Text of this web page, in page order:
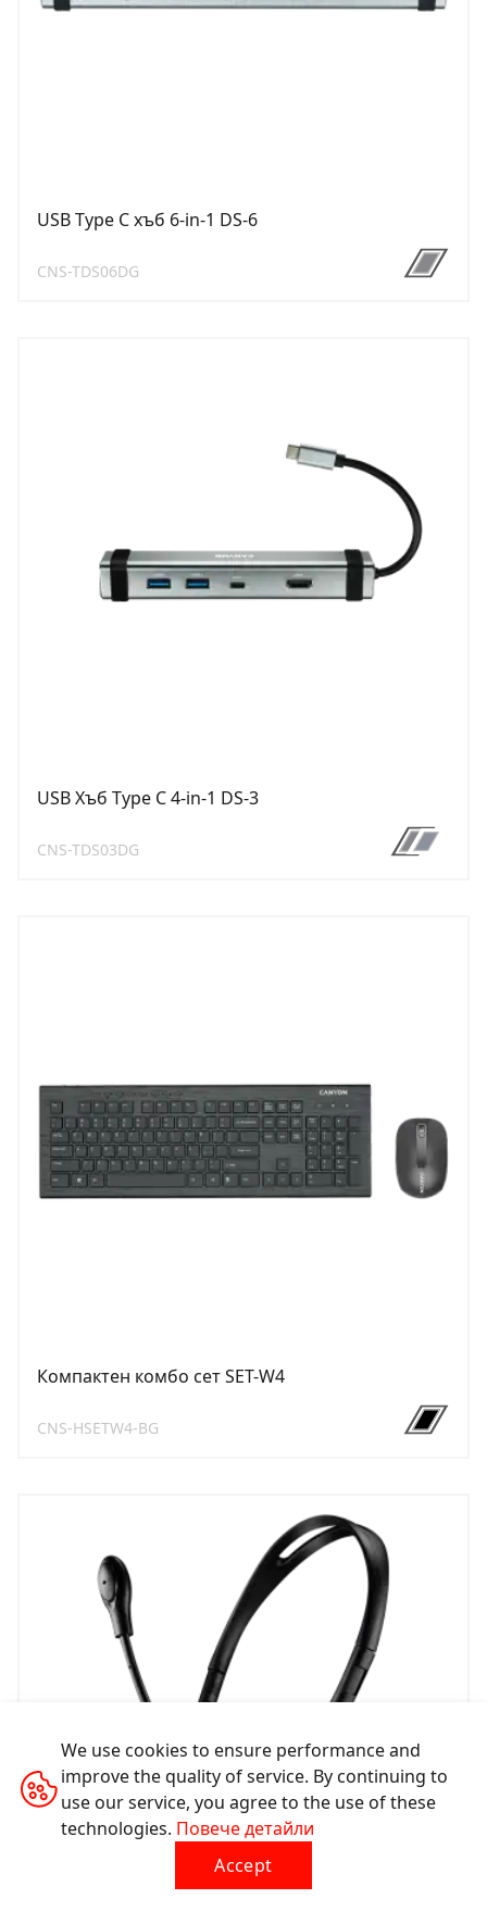
USB Type C хъб 6-in-1 DS-6
CNS-TDS06DG
USB Хъб Type C 4-in-1 DS-3
CNS-TDS03DG
Компактен комбо сет SET-W4
CNS-HSETW4-BG
We use cookies to ensure performance and
improve the quality of service. By continuing to
use our service, you agree to the use of these
technologies. Повече детайли
Accept